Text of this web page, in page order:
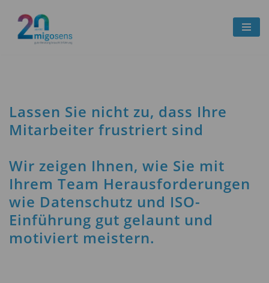
Zum
Lassen Sie nicht zu, dass Ihre
Mitarbeiter frustriert sind
Wir zeigen Ihnen, wie Sie mit
Ihrem Team Herausforderungen
wie Datenschutz und ISO-
Einführung gut gelaunt und
motiviert meistern.